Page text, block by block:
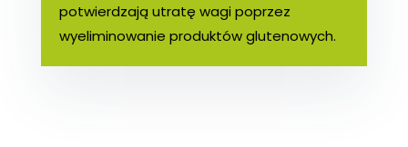
potwierdzają utratę wagi poprzez
wyeliminowanie produktów glutenowych.